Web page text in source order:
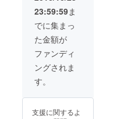
23:59:59ま
でに集まっ
た金額が
ファンディ
ングされま
す。
支援に関するよ